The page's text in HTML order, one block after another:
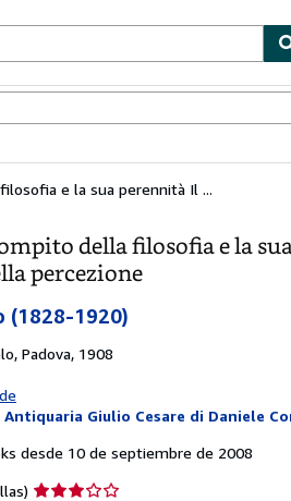
e la sua perennità Il ...
della filosofia e la
percezione
(1828-1920)
Padova, 1908
Giulio Cesare di Daniele
desde 10 de septiembre de 2008
Calificación